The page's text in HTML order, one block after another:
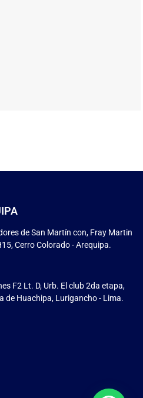
de San Martín con, Fray Martin
Cerro Colorado - Arequipa.
F2 Lt. D, Urb. El club 2da etapa,
de Huachipa, Lurigancho - Lima.